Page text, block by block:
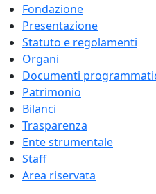
Fondazione
Presentazione
Statuto e regolamenti
Organi
Documenti
Patrimonio
Bilanci
Trasparenza
Ente strumentale
Staff
Area riservata